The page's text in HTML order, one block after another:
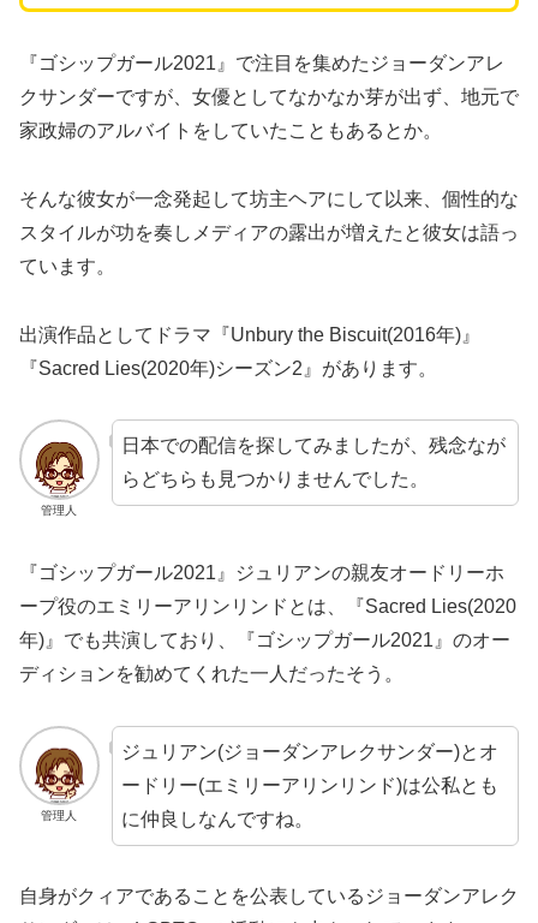
『ゴシップガール2021』で注目を集めたジョーダンアレ
クサンダーですが、女優としてなかなか芽が出ず、地元で
家政婦のアルバイトをしていたこともあるとか。
そんな彼女が一念発起して坊主ヘアにして以来、個性的な
スタイルが功を奏しメディアの露出が増えたと彼女は語っ
ています。
出演作品としてドラマ『Unbury the Biscuit(2016年)』
『Sacred Lies(2020年)シーズン2』があります。
管理人
日本での配信を探してみましたが、残念なが
らどちらも見つかりませんでした。
『ゴシップガール2021』ジュリアンの親友オードリーホ
ープ役のエミリーアリンリンドとは、『Sacred Lies(2020
年)』でも共演しており、『ゴシップガール2021』のオー
ディションを勧めてくれた一人だったそう。
管理人
ジュリアン(ジョーダンアレクサンダー)とオ
ードリー(エミリーアリンリンド)は公私とも
に仲良しなんですね。
自身がクィアであることを公表しているジョーダンアレク